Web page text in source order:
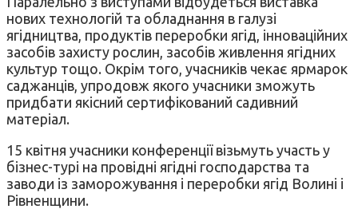
нових технологій та обладнання в галузі
ягідництва, продуктів переробки ягід, інноваційних
засобів захисту рослин, засобів живлення ягідних
культур тощо. Окрім того, учасників чекає ярмарок
саджанців, упродовж якого учасники зможуть
придбати якісний сертифікований садивний
матеріал.
15 квітня учасники конференції візьмуть участь у
бізнес-турі на провідні ягідні господарства та
заводи із заморожування і переробки ягід Волині і
Рівненщини.